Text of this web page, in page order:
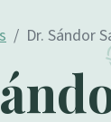
Dr. Sándor